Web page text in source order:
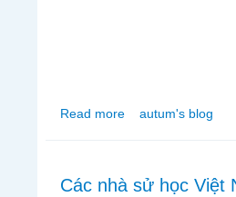
Read more about Bản tin video
autum's blog
Các nhà sử học Việt